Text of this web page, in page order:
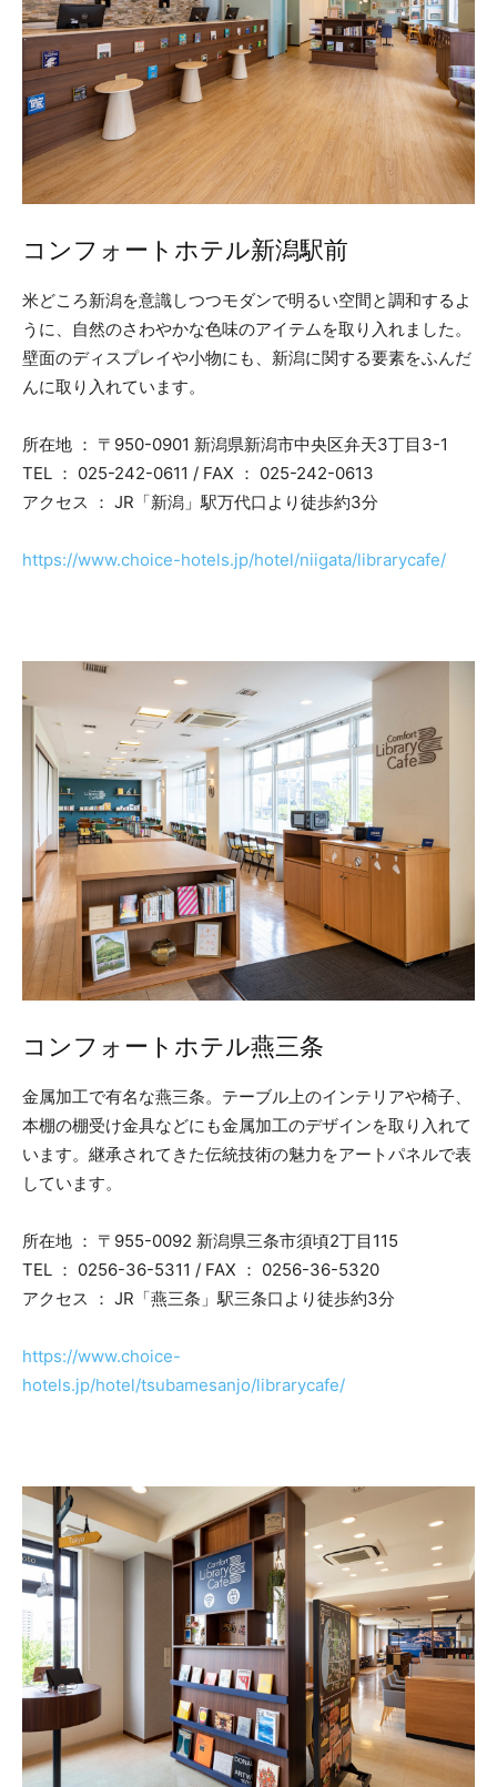
コンフォートホテル新潟駅前
米どころ新潟を意識しつつモダンで明るい空間と調和するよ
うに、自然のさわやかな色味のアイテムを取り入れました。
壁面のディスプレイや小物にも、新潟に関する要素をふんだ
んに取り入れています。
所在地 ： 〒950-0901 新潟県新潟市中央区弁天3丁目3-1
TEL ： 025-242-0611 / FAX ： 025-242-0613
アクセス ： JR「新潟」駅万代口より徒歩約3分
https://www.choice-hotels.jp/hotel/niigata/librarycafe/
コンフォートホテル燕三条
金属加工で有名な燕三条。テーブル上のインテリアや椅子、
本棚の棚受け金具などにも金属加工のデザインを取り入れて
います。継承されてきた伝統技術の魅力をアートパネルで表
しています。
所在地 ： 〒955-0092 新潟県三条市須頃2丁目115
TEL ： 0256-36-5311 / FAX ： 0256-36-5320
アクセス ： JR「燕三条」駅三条口より徒歩約3分
https://www.choice-
hotels.jp/hotel/tsubamesanjo/librarycafe/